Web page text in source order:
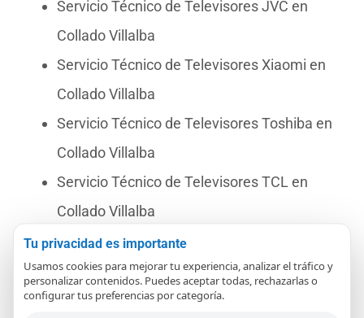
Servicio Técnico de Televisores JVC en
Collado Villalba
Servicio Técnico de Televisores Xiaomi en
Collado Villalba
Servicio Técnico de Televisores Toshiba en
Collado Villalba
Servicio Técnico de Televisores TCL en
Collado Villalba
Servicio Técnico de Televisores Selecline en
Collado Villalba
Servicio Técnico de Televisores TD
Tu privacidad es importante
Usamos cookies para mejorar tu experiencia, analizar el tráfico y
personalizar contenidos. Puedes aceptar todas, rechazarlas o
configurar tus preferencias por categoría.